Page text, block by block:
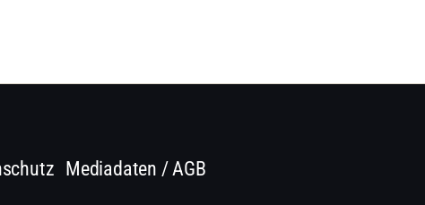
Mediadaten / AGB